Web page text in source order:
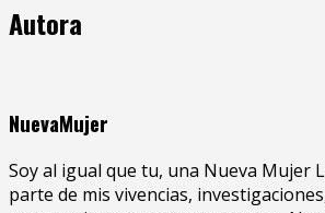
Autora
NuevaMujer
Soy al igual que tu, una Nueva Mujer
parte de mis vivencias,